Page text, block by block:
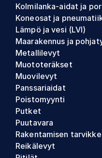
Kolmilanka-aidat ja
Koneosat ja
Lämpö ja vesi (LVI)
Maarakennus ja
Metallilevyt
Muototeräkset
Muovilevyt
Panssariaidat
Poistomyynti
Putket
Puutavara
Rakentamisen
Reikälevyt